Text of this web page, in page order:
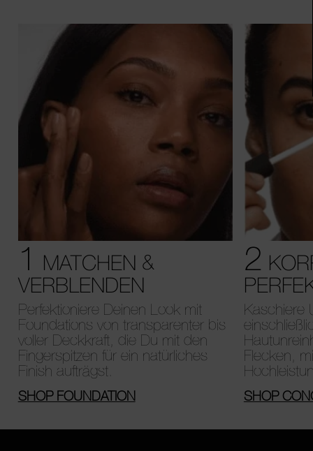
1 MATCHEN &
VERBLENDEN
Perfektioniere Deinen Look mit
Foundations von transparenter bis
voller Deckkraft, die Du mit den
Fingerspitzen für ein natürliches
Finish aufträgst.
SHOP FOUNDATION
2
Kaschiere
Flecken,
SHOP